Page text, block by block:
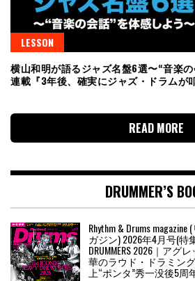
LESSON
横山和明が語るジャズ名盤6選〜“音楽の
連載『3年後、確実にジャズ・ドラムが
READ MORE
DRUMMER’S
Rhythm & Drums
ガジン) 2026年4月号(特集
DRUMMERS 2026｜ア
華のラウド・ドラミン
上“ポンタ”秀一没後5周